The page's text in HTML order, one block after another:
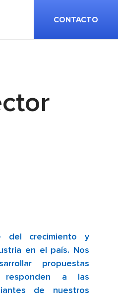
CONTACTO
del crecimiento y
en el país. Nos
propuestas
responden a las
de nuestros